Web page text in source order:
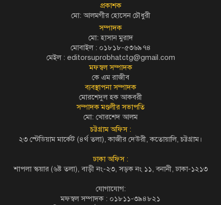
প্রকাশক
মো: আলমগীর হোসেন চৌধুরী
সম্পাদক
মো: হাসান মুরাদ
মোবাইল : ০১৮১৮-৫৩৬৯৭৪
মেইল : editorsuprobhatctg@gmail.com
মফস্বল সম্পাদক
কে এম রাজীব
ব্যবস্থাপনা সম্পাদক
মোরশেদুল হক আকবরী
সম্পাদক মণ্ডলীর সভাপতি
মো: খোরশেদ আলম
চট্টগ্রাম অফিস :
২৩ স্টেডিয়াম মার্কেট (৪র্থ তলা), কাজীর দেউরী, কতোয়ালি, চট্টগ্রাম।
ঢাকা অফিস :
শাপলা স্কয়ার (৬ষ্ট তলা), বাড়ী নং-২৩, সড়ক নং ১১, বনানী, ঢাকা-১২১৩
যোগাযোগ:
মফস্বল সম্পাদক : ০১৮১১-৩৯৪৮২১